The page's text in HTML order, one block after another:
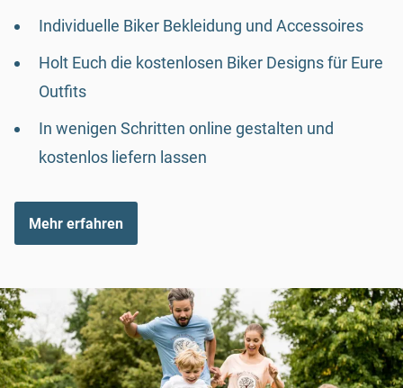
Individuelle Biker Bekleidung und Accessoires
Holt Euch die kostenlosen Biker Designs für Eure
Outfits
In wenigen Schritten online gestalten und
kostenlos liefern lassen
Mehr erfahren